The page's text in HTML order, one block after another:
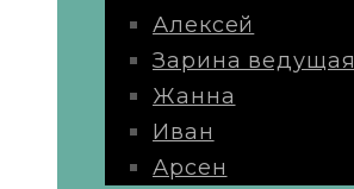
Алексей
Зарина ведущая
Жанна
Иван
Арсен